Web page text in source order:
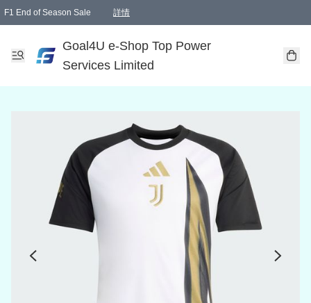
F1 End of Season Sale 詳情
Goal4U e-Shop Top Power
Services Limited